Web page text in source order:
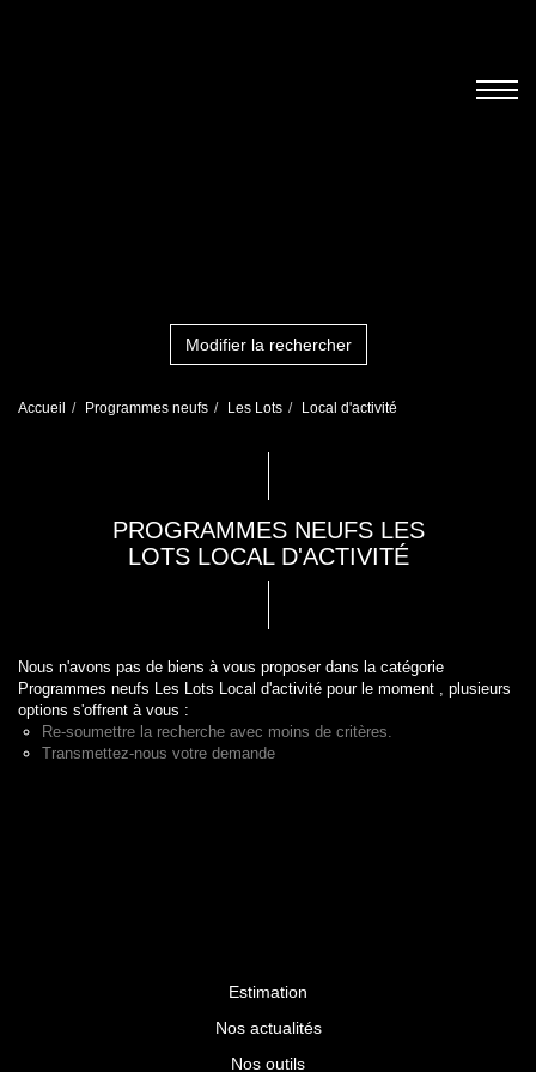
Modifier la rechercher
Accueil Programmes neufs Les Lots Local d'activité
PROGRAMMES NEUFS LES
LOTS LOCAL D'ACTIVITÉ
Nous n'avons pas de biens à vous proposer dans la catégorie
Programmes neufs Les Lots Local d'activité pour le moment , plusieurs
options s'offrent à vous :
Re-soumettre la recherche avec moins de critères.
Transmettez-nous votre demande
Estimation
Nos actualités
Nos outils